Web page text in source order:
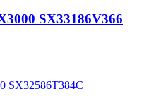
SX33186V366